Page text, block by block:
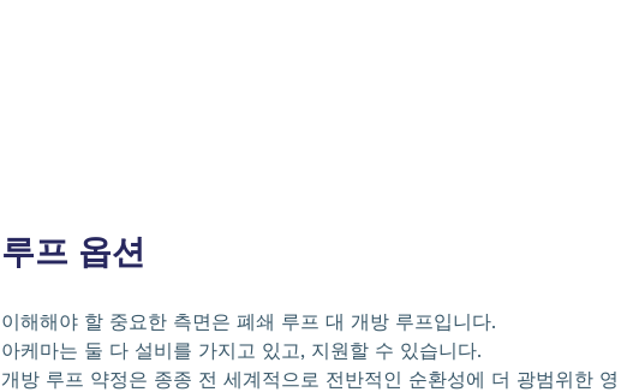
루프 옵션
이해해야 할 중요한 측면은 폐쇄 루프 대 개방 루프입니다.
아케마는 둘 다 설비를 가지고 있고, 지원할 수 있습니다.
개방 루프 약정은 종종 전 세계적으로 전반적인 순환성에 더 광범위한 영